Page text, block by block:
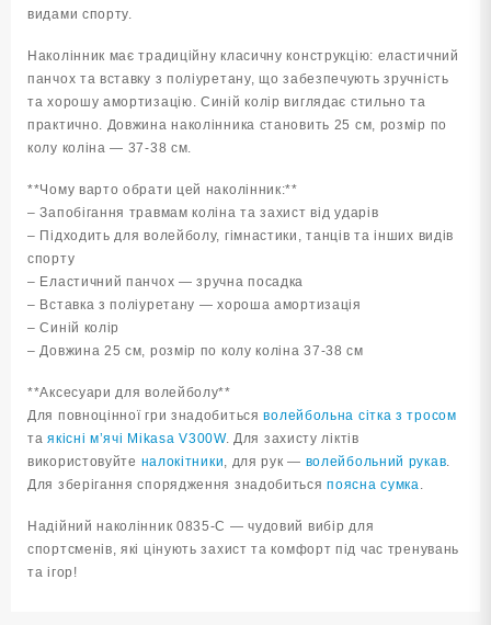
видами спорту.
Наколінник має традиційну класичну конструкцію: еластичний
панчох та вставку з поліуретану, що забезпечують зручність
та хорошу амортизацію. Синій колір виглядає стильно та
практично. Довжина наколінника становить 25 см, розмір по
колу коліна — 37-38 см.
**Чому варто обрати цей наколінник:**
– Запобігання травмам коліна та захист від ударів
– Підходить для волейболу, гімнастики, танців та інших видів
спорту
– Еластичний панчох — зручна посадка
– Вставка з поліуретану — хороша амортизація
– Синій колір
– Довжина 25 см, розмір по колу коліна 37-38 см
**Аксесуари для волейболу**
Для повноцінної гри знадобитьсяволейбольна сітка з тросом
таякісні м’ячі Mikasa V300W. Для захисту ліктів
використовуйте налокітники , для рук — волейбольний рукав
Для зберігання спорядження знадобитьсяпоясна сумка
Надійний наколінник 0835-С — чудовий вибір для
спортсменів, які цінують захист та комфорт під час тренувань
та ігор!